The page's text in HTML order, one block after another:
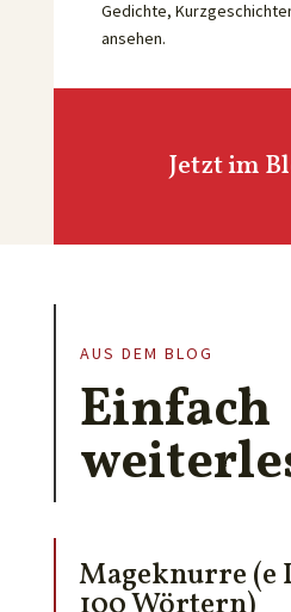
Gedichte,
ansehen.
Jetzt im
AUS DEM BLOG
Einfach
Mageknurre (e